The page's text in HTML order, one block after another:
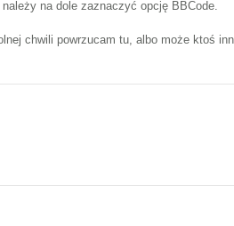
na dole zaznaczyć opcję BBCode.
chwili powrzucam tu, albo może ktoś